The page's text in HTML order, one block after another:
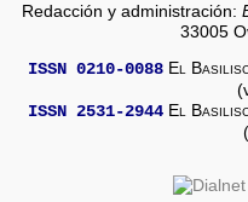
Redacción y administración:
33005
ISSN 0210-0088 El
ISSN 2531-2944 El